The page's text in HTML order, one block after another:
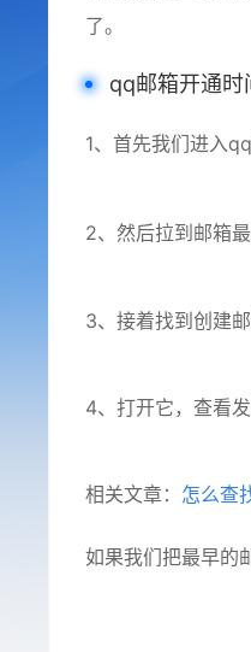
了。
qq邮箱开通时
1、首先我们进入
2、然后拉到邮箱
3、接着找到创建
4、打开它，查看
相关文章： 怎么查
如果我们把最早的